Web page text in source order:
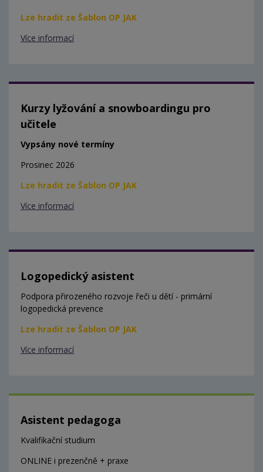
Lze hradit ze Šablon OP JAK
Více informací
Kurzy lyžování a snowboardingu pro
učitele
Vypsány nové termíny
Prosinec 2026
Lze hradit ze Šablon OP JAK
Více informací
Logopedický asistent
Podpora přirozeného rozvoje řeči u dětí - primární
logopedická prevence
Lze hradit ze Šablon OP JAK
Více informací
Asistent pedagoga
Kvalifikační studium
ONLINE i prezenčně + praxe